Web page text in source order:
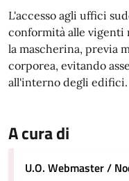
L'accesso agli uffici
conformità alle vigenti
la mascherina, previa
corporea, evitando
all'interno degli edifici.
A cura di
U.O. Webmaster /